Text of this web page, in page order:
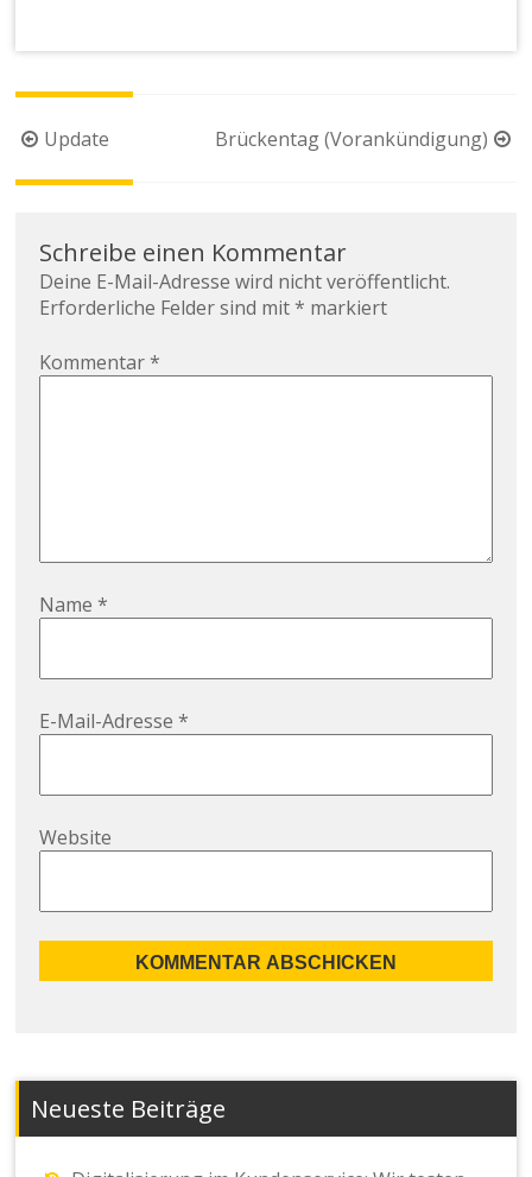
Beitragsnavigation
Update Brückentag (Vorankündigung)
Schreibe einen Kommentar
Deine E-Mail-Adresse wird nicht veröffentlicht.
Erforderliche Felder sind mit* markiert
Kommentar*
Name*
E-Mail-Adresse*
Website
Neueste Beiträge